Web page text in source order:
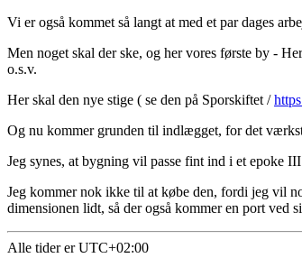
Vi er også kommet så langt at med et par dages
Men noget skal der ske, og her vores første by -
o.s.v.
Her skal den nye stige ( se den på Sporskiftet /
Og nu kommer grunden til indlægget, for det
Jeg synes, at bygning vil passe fint ind i et epoke
Jeg kommer nok ikke til at købe den, fordi jeg vil
dimensionen lidt, så der også kommer en port ved
Alle tider erUTC+02:00